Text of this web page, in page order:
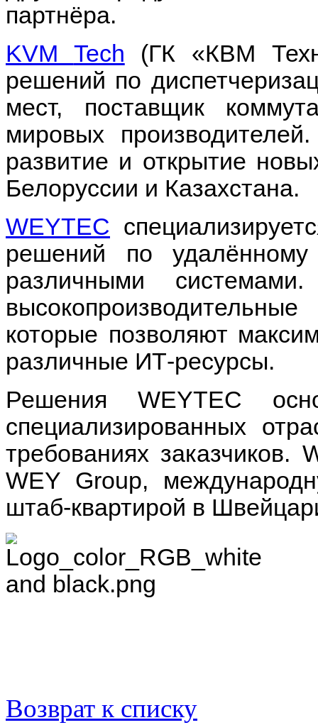
партнёра.
KVM
Tech
(ГК «КВМ
решений по
мест, поставщик
мировых
развитие и открытие
Белоруссии и Казахстана.
WEYTEC
решений по
различными
которые позволяют
различные ИТ-ресурсы.
Решения WEYTEC
специализированных
требованиях заказчиков.
WEY Group,
штаб-квартирой в
Возврат к списку